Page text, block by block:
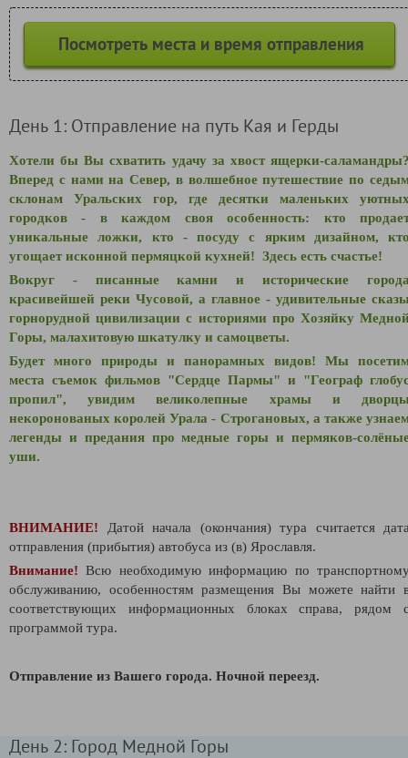
Посмотреть места и время отправления
День 1: Отправление на путь Кая и Герды
Хотели бы Вы схватить удачу за хвост ящерки-
Вперед с нами на Север, в волшебное путешествие по
склонам Уральских гор, где десятки маленьких
городков - в каждом своя особенность: кто
уникальные ложки, кто - посуду с ярким дизайном,
угощает исконной пермяцкой кухней! Здесь есть счастье!
Вокруг - писанные камни и исторические
красивейшей реки Чусовой, а главное - удивительные
горнорудной цивилизации с историями про Хозяйку
Горы, малахитовую шкатулку и самоцветы.
Будет много природы и панорамных видов! Мы
места съемок фильмов "Сердце Пармы" и "Географ
пропил", увидим великолепные храмы и
некоронованых королей Урала - Строгановых, а также
легенды и предания про медные горы и пермяков-
уши.
ВНИМАНИЕ! Датой начала (окончания) тура считается
отправления (прибытия) автобуса из (в) Ярославля.
Внимание! Всю необходимую информацию по
обслуживанию, особенностям размещения Вы можете найти
соответствующих информационных блоках справа, рядом
программой тура.
Отправление из Вашего города. Ночной переезд.
День 2: Город Медной Горы